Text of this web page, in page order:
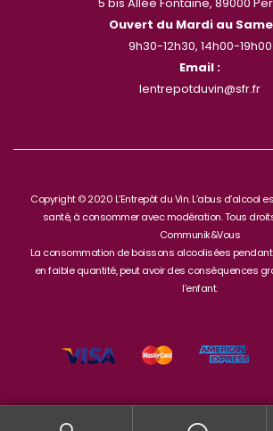
5 bis Allée Fontaine, 89000
Ouvert du Mardi au
9h30-12h30, 14h00-19h00
Email :
lentrepotduvin@sfr.fr
Copyright © 2020 L’Entrepôt du Vin. L’abus d’alcool
santé, à consommer avec modération. Tous
Communik&Vous
La consommation de boissons alcoolisées
en faible quantité, peut avoir des conséquences
l’enfant.